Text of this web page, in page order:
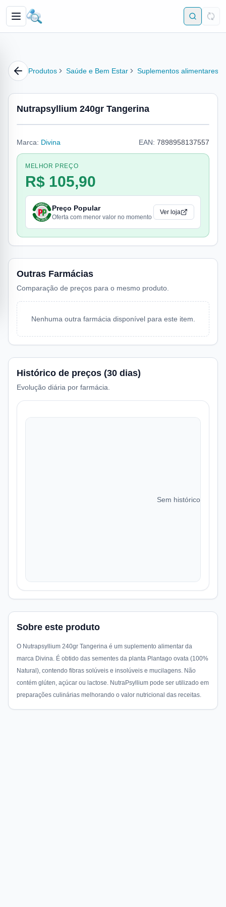
Produtos Saúde e Bem Estar Suplementos alimentares
Nutrapsyllium 240gr Tangerina
Marca: Divina EAN: 7898958137557
MELHOR PREÇO
R$ 105,90
Preço Popular
Oferta com menor valor no momento
Ver loja
Outras Farmácias
Comparação de preços para o mesmo produto.
Nenhuma outra farmácia disponível para este item.
Histórico de preços (30 dias)
Evolução diária por farmácia.
Sem histórico de
Sobre este produto
O Nutrapsyllium 240gr Tangerina é um suplemento alimentar da
marca Divina. É obtido das sementes da planta Plantago ovata (100%
Natural), contendo fibras solúveis e insolúveis e mucilagens. Não
contém glúten, açúcar ou lactose. NutraPsyllium pode ser utilizado em
preparações culinárias melhorando o valor nutricional das receitas.